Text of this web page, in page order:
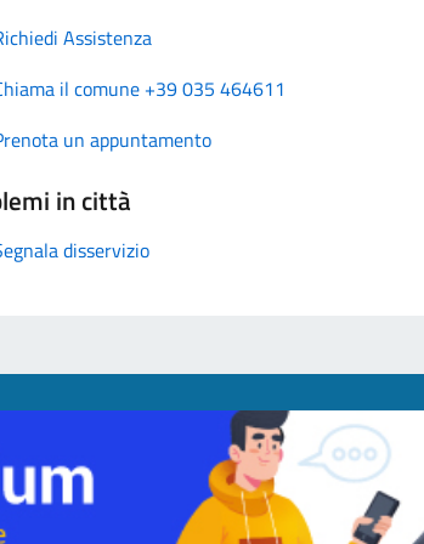
Assistenza
il comune +39 035 464611
un appuntamento
in città
disservizio